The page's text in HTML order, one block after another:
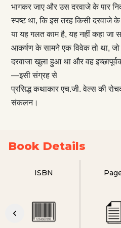
भागकर जाए और उस दरवाजे के पार
स्पष्ट था, कि इस तरह किसी दरवाजे
या यह गलत काम है, यह नहीं कहा
आकर्षण के सामने एक विवेक तो था,
दरवाजा खुला हुआ था और वह
—इसी संग्रह से
प्रसिद्ध कथाकार एच.जी. वेल्स की
संकलन।
Book Details
ISBN